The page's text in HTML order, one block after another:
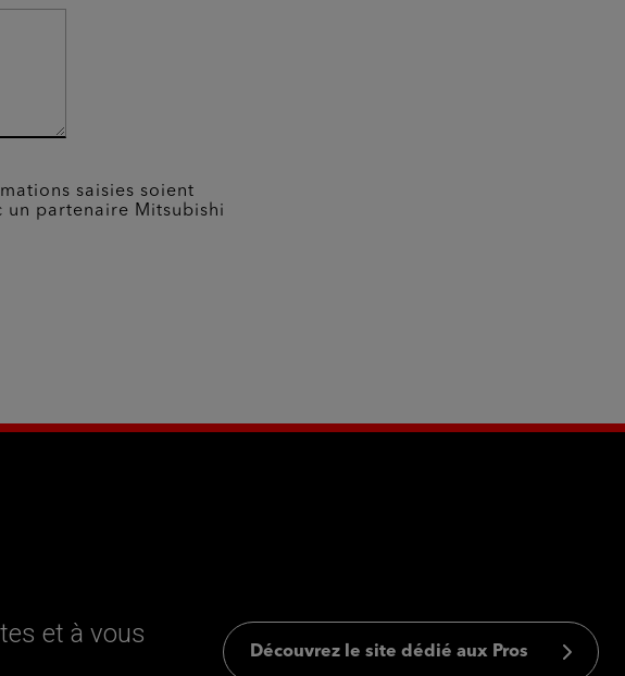
saisies soient
un partenaire Mitsubishi
et à vous
Découvrez le site dédié aux Pros